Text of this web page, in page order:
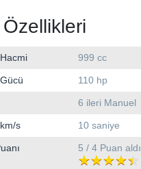
999 cc
110 hp
6 ileri Manuel
s 10 saniye
5 / 4 Puan aldı